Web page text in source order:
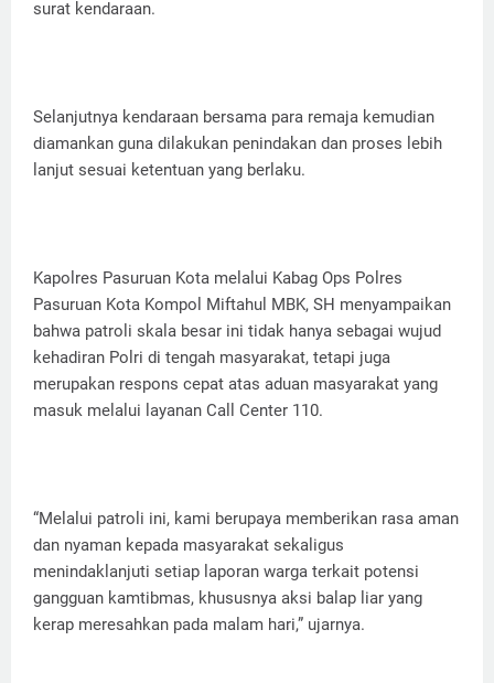
surat kendaraan.
Selanjutnya kendaraan bersama para remaja kemudian
diamankan guna dilakukan penindakan dan proses lebih
lanjut sesuai ketentuan yang berlaku.
Kapolres Pasuruan Kota melalui Kabag Ops Polres
Pasuruan Kota Kompol Miftahul MBK, SH menyampaikan
bahwa patroli skala besar ini tidak hanya sebagai wujud
kehadiran Polri di tengah masyarakat, tetapi juga
merupakan respons cepat atas aduan masyarakat yang
masuk melalui layanan Call Center 110.
“Melalui patroli ini, kami berupaya memberikan rasa aman
dan nyaman kepada masyarakat sekaligus
menindaklanjuti setiap laporan warga terkait potensi
gangguan kamtibmas, khususnya aksi balap liar yang
kerap meresahkan pada malam hari,” ujarnya.